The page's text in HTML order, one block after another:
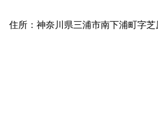
住所：神奈川県三浦市南下浦町字芝